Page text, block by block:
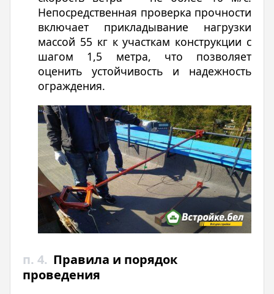
Непосредственная проверка прочности
включает прикладывание нагрузки
массой 55 кг к участкам конструкции с
шагом 1,5 метра, что позволяет
оценить устойчивость и надежность
ограждения.
п. 4. Правила и порядок
проведения